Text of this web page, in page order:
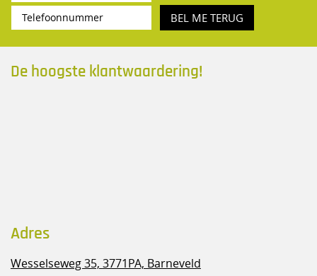
BEL ME TERUG
De hoogste klantwaardering!
Adres
Wesselseweg 35, 3771PA, Barneveld